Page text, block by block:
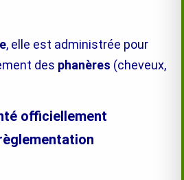
, elle est administrée pour
des phanères (cheveux,
officiellement